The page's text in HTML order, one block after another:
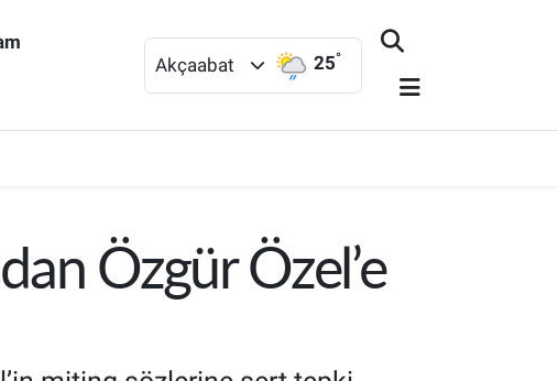
Akçaabat 25°
Özgür Özel’e